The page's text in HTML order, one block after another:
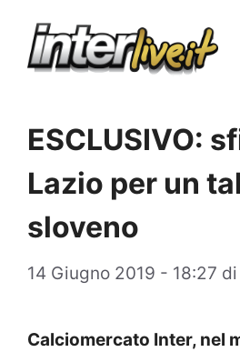
ESCLUSIVO:
Lazio per un
sloveno
14 Giugno 2019 - 18:27 di
Calciomercato Inter, nel